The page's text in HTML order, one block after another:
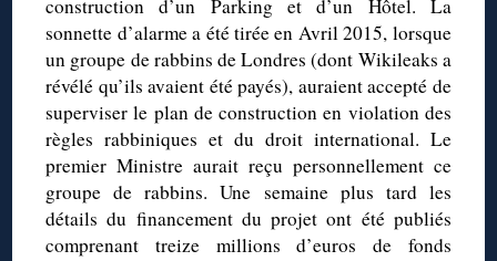
construction d’un Parking et d’un Hôtel. La
sonnette d’alarme a été tirée en Avril 2015, lorsque
un groupe de rabbins de Londres (dont Wikileaks a
révélé qu’ils avaient été payés), auraient accepté de
superviser le plan de construction en violation des
règles rabbiniques et du droit international. Le
premier Ministre aurait reçu personnellement ce
groupe de rabbins. Une semaine plus tard les
détails du financement du projet ont été publiés
comprenant treize millions d’euros de fonds